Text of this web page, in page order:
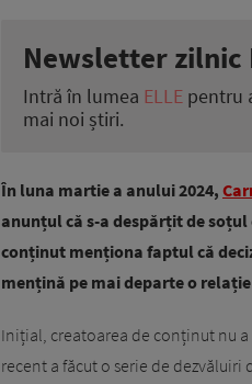
Newsletter zilnic
Intră în lumea ELLE pentru
mai noi știri.
În luna martie a anului 2024,
anunțul că s-a despărțit de
conținut menționa faptul că
mențină pe mai departe o
Inițial, creatoarea de conținut nu
recent a făcut o serie de